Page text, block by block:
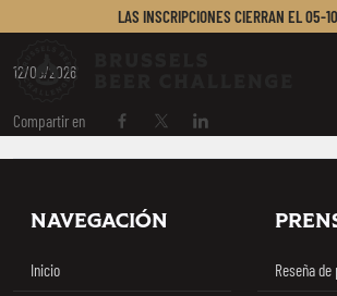
LAS INSCRIPCIONES CIERRAN EL05-
LEOPOLD
12/06/2026
Compartir en Compartir en Facebook
Compartir en Twitter / X
Compartir en Linkedin
Footer
NAVEGACIÓN
Inicio Reseña